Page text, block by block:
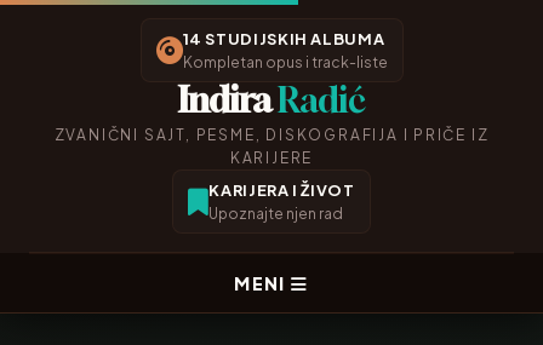
14 STUDIJSKIH ALBUMA
Kompletan opus i track-liste
IndiraRadić
ZVANIČNI SAJT, PESME, DISKOGRAFIJA I PRIČE IZ
KARIJERE
KARIJERA I ŽIVOT
Upoznajte njen rad
MENI